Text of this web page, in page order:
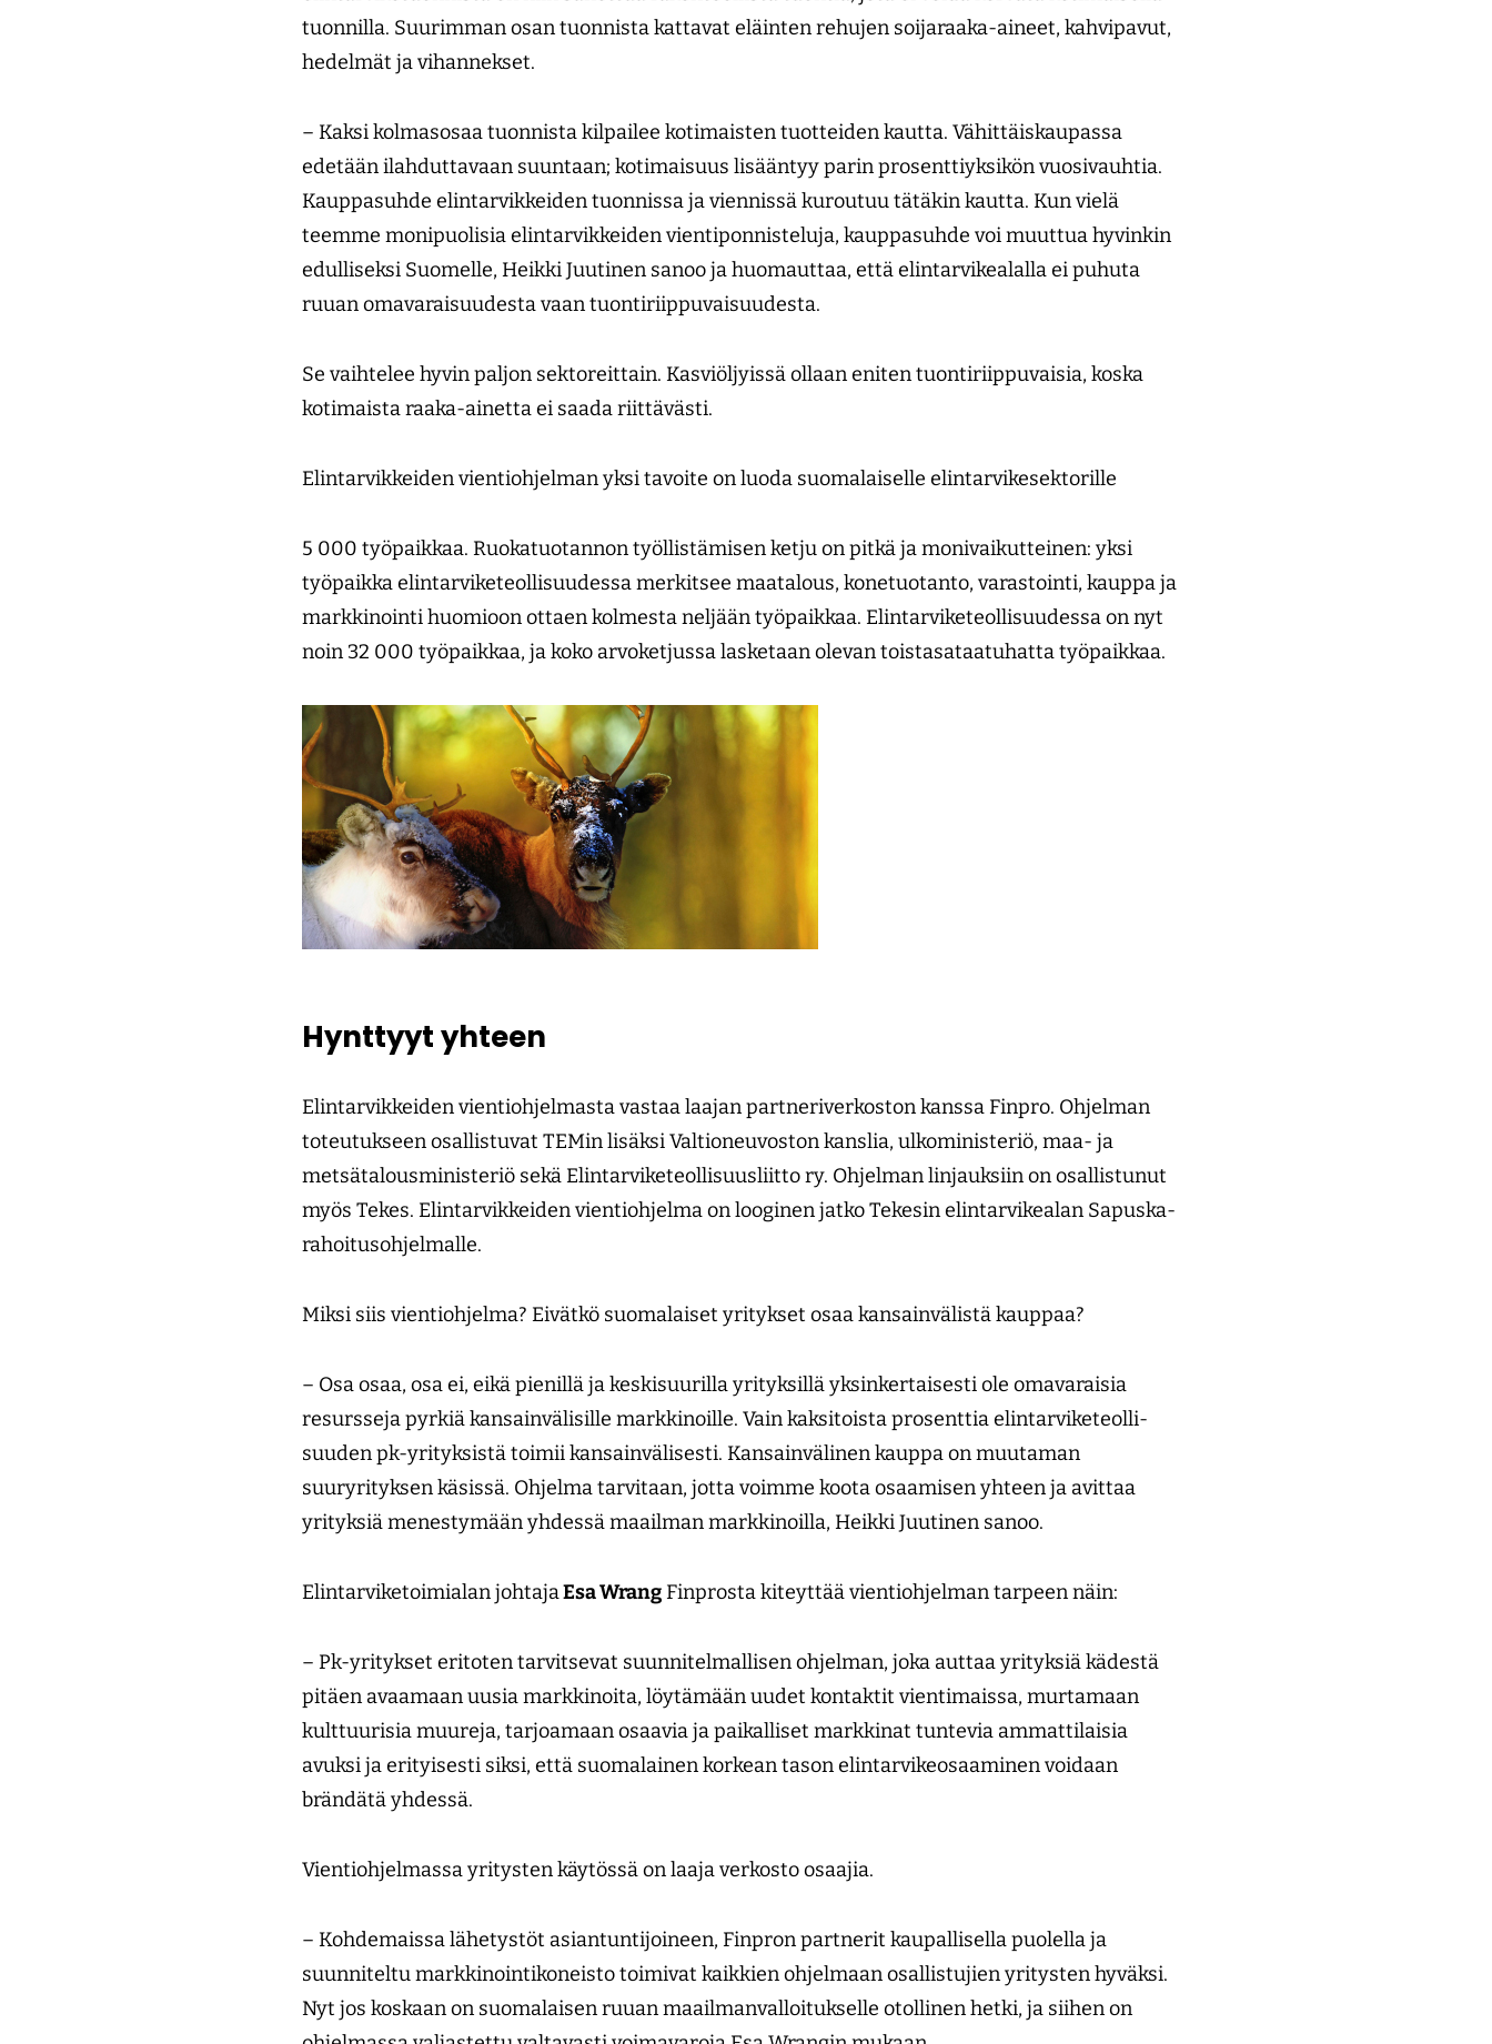
tuonnilla. Suurimman osan tuonnista kattavat eläinten rehujen soijaraaka-aineet, kahvipavut,
hedelmät ja vihannekset.
– Kaksi kolmasosaa tuonnista kilpailee kotimaisten tuotteiden kautta. Vähittäiskaupassa
edetään ilahduttavaan suuntaan; kotimaisuus lisääntyy parin prosenttiyksikön vuosivauhtia.
Kauppasuhde elintarvikkeiden tuonnissa ja viennissä kuroutuu tätäkin kautta. Kun vielä
teemme monipuolisia elintarvikkeiden vientiponnisteluja, kauppasuhde voi muuttua hyvinkin
edulliseksi Suomelle, Heikki Juutinen sanoo ja huomauttaa, että elintarvikealalla ei puhuta
ruuan omavaraisuudesta vaan tuontiriippuvaisuudesta.
Se vaihtelee hyvin paljon sektoreittain. Kasviöljyissä ollaan eniten tuontiriippuvaisia, koska
kotimaista raaka-ainetta ei saada riittävästi.
Elintarvikkeiden vientiohjelman yksi tavoite on luoda suomalaiselle elintarvikesektorille
5 000 työpaikkaa. Ruokatuotannon työllistämisen ketju on pitkä ja monivaikutteinen: yksi
työpaikka elintarviketeollisuudessa merkitsee maatalous, konetuotanto, varastointi, kauppa ja
markkinointi huomioon ottaen kolmesta neljään työpaikkaa. Elintarviketeollisuudessa on nyt
noin 32 000 työpaikkaa, ja koko arvoketjussa lasketaan olevan toistasataatuhatta työpaikkaa.
Hynttyyt yhteen
Elintarvikkeiden vientiohjelmasta vastaa laajan partneriverkoston kanssa Finpro. Ohjelman
toteutukseen osallistuvat TEMin lisäksi Valtioneuvoston kanslia, ulkoministeriö, maa- ja
metsätalousministeriö sekä Elin­tarviketeollisuusliitto ry. Ohjelman linjauksiin on osallistunut
myös Tekes. Elintarvikkeiden vientiohjelma on looginen jatko Tekesin elintarvikealan Sapuska-
rahoitusohjelmalle.
Miksi siis vientiohjelma? Eivätkö suomalaiset yritykset osaa kansainvälistä kauppaa?
– Osa osaa, osa ei, eikä pienillä ja keskisuurilla yrityksillä yksinkertaisesti ole omavaraisia
resursseja pyrkiä kansainvälisille markkinoille. Vain kaksitoista prosenttia elintarviketeolli­
suuden pk-yrityksistä toimii kansainvälisesti. Kansainvälinen kauppa on muutaman
suuryrityksen käsissä. Ohjelma tarvitaan, jotta voimme koota osaamisen yhteen ja avittaa
yrityksiä menestymään yhdessä maailman markkinoilla, Heikki Juutinen sanoo.
Elintarviketoimialan johtajaEsa WrangFinprosta kiteyttää vientiohjelman tarpeen näin:
– Pk-yritykset eritoten tarvitsevat suunnitelmallisen ohjelman, joka auttaa yrityksiä kädestä
pitäen avaamaan uusia markkinoita, löytämään uudet kontaktit vientimaissa, murtamaan
kulttuurisia muureja, tarjoamaan osaavia ja paikalliset markkinat tuntevia ammattilaisia
avuksi ja erityisesti siksi, että suomalainen korkean tason elintarvikeosaaminen voidaan
brändätä yhdessä.
Vientiohjelmassa yritysten käytössä on laaja verkosto osaajia.
– Kohdemaissa lähetystöt asiantuntijoineen, Finpron partnerit kaupallisella puolella ja
suunniteltu markkinointikoneisto toimivat kaikkien ohjelmaan osallistujien yritysten hyväksi.
Nyt jos koskaan on suomalaisen ruuan maailmanvalloitukselle otollinen hetki, ja siihen on